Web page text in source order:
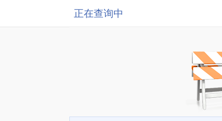
正在查询中